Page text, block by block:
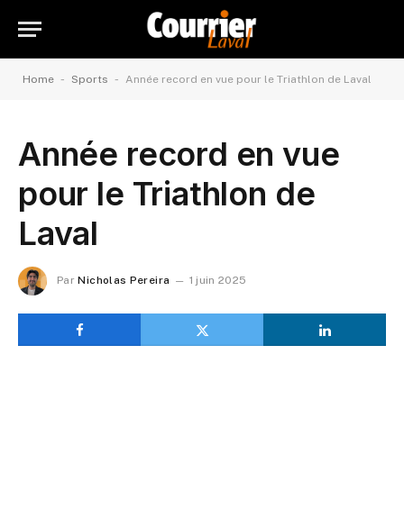
Home - Sports - Année record en vue pour le Triathlon de Laval
Année record en vue
pour le Triathlon de
Laval
Par Nicholas Pereira 1 juin 2025